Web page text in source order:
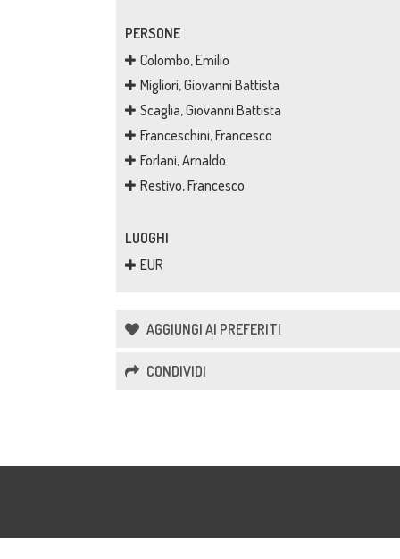
PERSONE
Colombo, Emilio
Migliori, Giovanni Battista
Scaglia, Giovanni Battista
Franceschini, Francesco
Forlani, Arnaldo
Restivo, Francesco
LUOGHI
EUR
AGGIUNGI AI PREFERITI
CONDIVIDI